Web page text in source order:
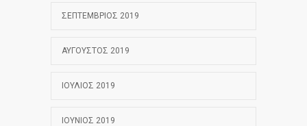
ΣΕΠΤΈΜΒΡΙΟΣ 2019
ΑΎΓΟΥΣΤΟΣ 2019
ΙΟΎΛΙΟΣ 2019
ΙΟΎΝΙΟΣ 2019